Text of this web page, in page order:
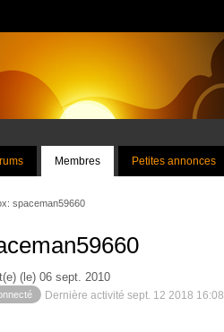
Membres Petites annonces
spaceman59660
(le) 06 sept. 2010
Dernière activité sept. 12 2018 16:08